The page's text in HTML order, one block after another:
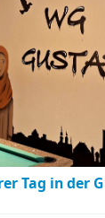
Tag in der